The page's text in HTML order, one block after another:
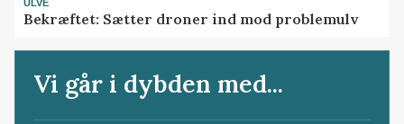
ULVE
Bekræftet: Sætter droner ind mod problemulv
Vi går i dybden med...